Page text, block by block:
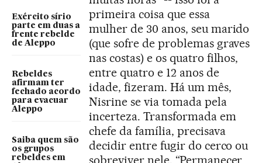
Exército sírio
parte em duas a
frente rebelde
de Aleppo
Rebeldes
afirmam ter
fechado acordo
para evacuar
Aleppo
Saiba quem são
os grupos
rebeldes em
primeira coisa que essa
mulher de 30 anos, seu marido
(que sofre de problemas graves
nas costas) e os quatro filhos,
entre quatro e 12 anos de
idade, fizeram. Há um mês,
Nisrine se via tomada pela
incerteza. Transformada em
chefe da família, precisava
decidir entre fugir do cerco ou